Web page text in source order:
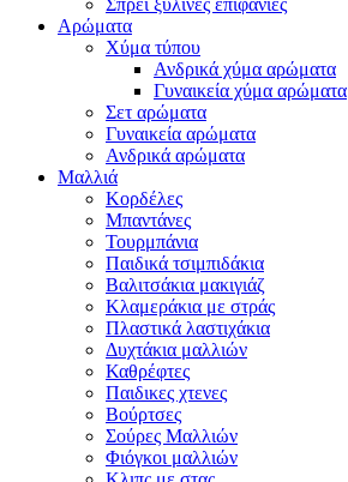
Αρώματα
Χύμα τύπου
Ανδρικά χύμα αρώματα
Γυναικεία χύμα αρώματα
Σετ αρώματα
Γυναικεία αρώματα
Ανδρικά αρώματα
Μαλλιά
Κορδέλες
Μπαντάνες
Τουρμπάνια
Παιδικά τσιμπιδάκια
Βαλιτσάκια μακιγιάζ
Κλαμεράκια με στράς
Πλαστικά λαστιχάκια
Δυχτάκια μαλλιών
Καθρέφτες
Παιδικες χτενες
Βούρτσες
Σούρες Μαλλιών
Φιόγκοι μαλλιών